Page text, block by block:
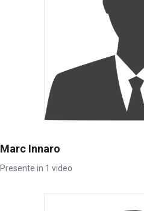
Marc Innaro
Presente in 1 video